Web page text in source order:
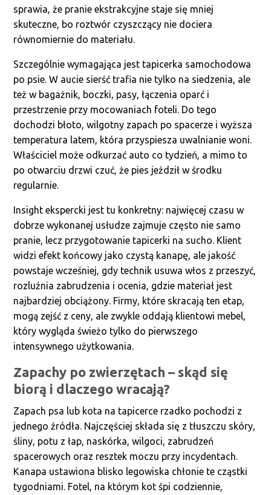
sprawia, że pranie ekstrakcyjne staje się mniej
skuteczne, bo roztwór czyszczący nie dociera
równomiernie do materiału.
Szczególnie wymagająca jest tapicerka samochodowa
po psie. W aucie sierść trafia nie tylko na siedzenia, ale
też w bagażnik, boczki, pasy, łączenia oparć i
przestrzenie przy mocowaniach foteli. Do tego
dochodzi błoto, wilgotny zapach po spacerze i wyższa
temperatura latem, która przyspiesza uwalnianie woni.
Właściciel może odkurzać auto co tydzień, a mimo to
po otwarciu drzwi czuć, że pies jeździł w środku
regularnie.
Insight ekspercki jest tu konkretny: najwięcej czasu w
dobrze wykonanej usłudze zajmuje często nie samo
pranie, lecz przygotowanie tapicerki na sucho. Klient
widzi efekt końcowy jako czystą kanapę, ale jakość
powstaje wcześniej, gdy technik usuwa włos z przeszyć,
rozluźnia zabrudzenia i ocenia, gdzie materiał jest
najbardziej obciążony. Firmy, które skracają ten etap,
mogą zejść z ceny, ale zwykle oddają klientowi mebel,
który wygląda świeżo tylko do pierwszego
intensywnego użytkowania.
Zapachy po zwierzętach – skąd się
biorą i dlaczego wracają?
Zapach psa lub kota na tapicerce rzadko pochodzi z
jednego źródła. Najczęściej składa się z tłuszczu skóry,
śliny, potu z łap, naskórka, wilgoci, zabrudzeń
spacerowych oraz resztek moczu przy incydentach.
Kanapa ustawiona blisko legowiska chłonie te cząstki
tygodniami. Fotel, na którym kot śpi codziennie,